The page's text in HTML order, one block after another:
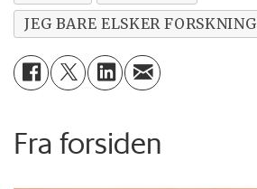
JEG BARE ELSKER FORSKNING
Fra forsiden